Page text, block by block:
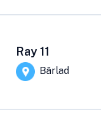
Ray 11
Bârlad